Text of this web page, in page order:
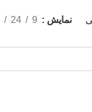
نمایش 9
24